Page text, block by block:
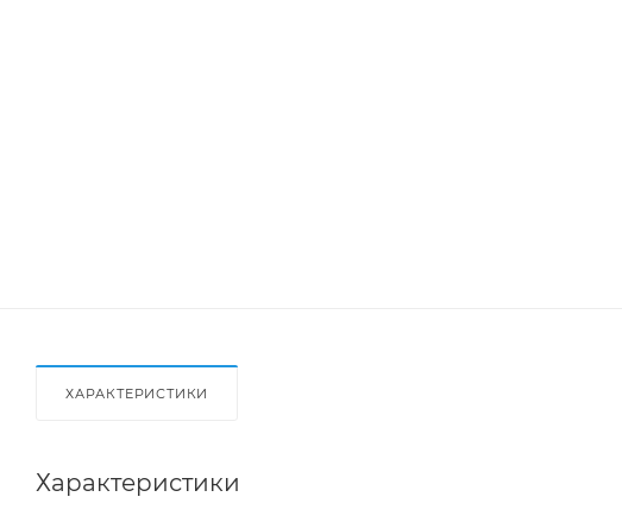
ХАРАКТЕРИСТИКИ
Характеристики